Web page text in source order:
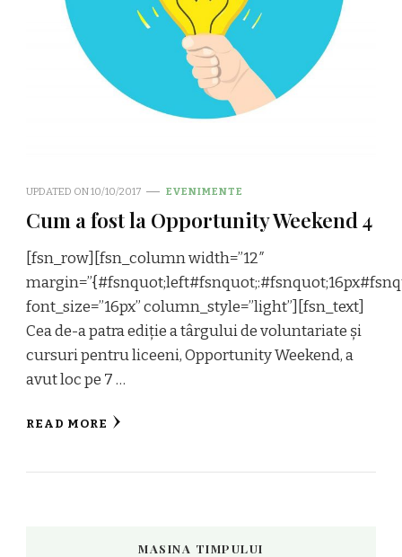
UPDATED ON10/10/2017 EVENIMENTE
Cum a fost la Opportunity Weekend 4
[fsn_row][fsn_column width=”12″
font_size=”16px” column_style=”light”][fsn_text]
Cea de-a patra ediție a târgului de voluntariate și
cursuri pentru liceeni, Opportunity Weekend, a
avut loc pe 7 …
READ MORE
MASINA TIMPULUI